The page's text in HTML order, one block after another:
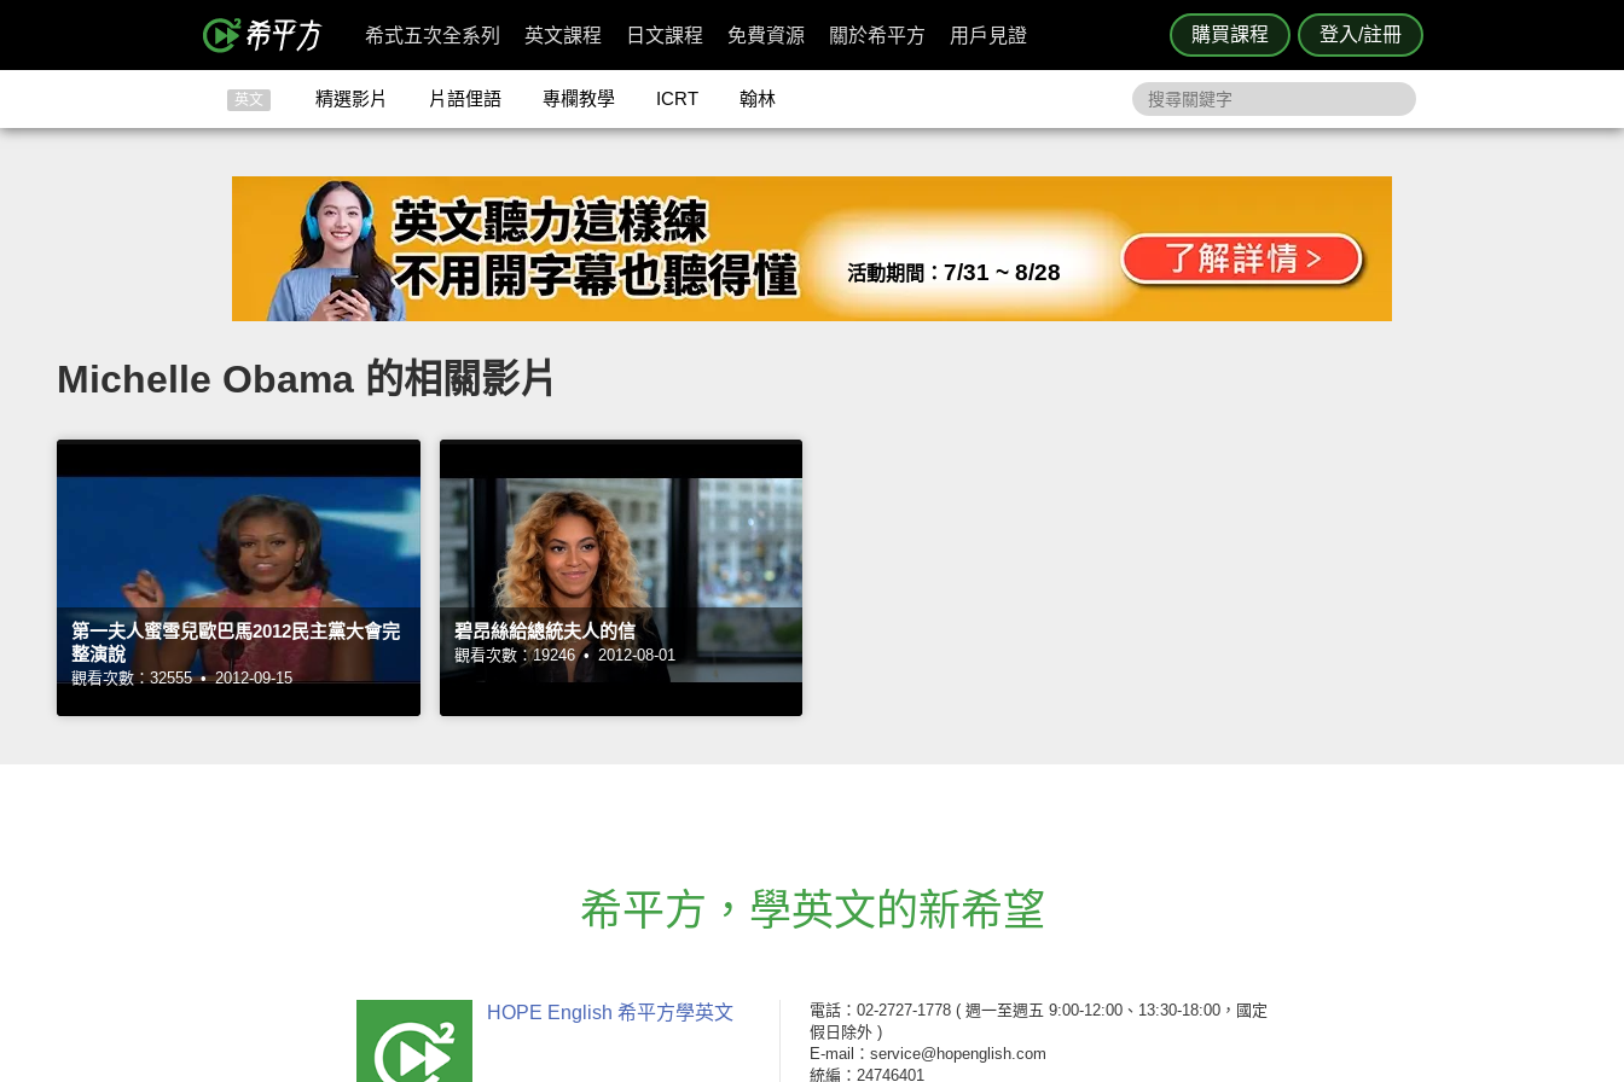
購買課程 登入/註冊
希式五次全系列 英文課程 日文課程 免費資源 關於希平方 用戶見證
英文 精選影片 片語俚語 專欄教學 ICRT 翰林
活動期間： 7/31 ~ 8/28
Michelle Obama 的相關影片
第一夫人蜜雪兒歐巴馬2012民主黨大會完
整演說
觀看次數：32555 • 2012-09-15
碧昂絲給總統夫人的信
觀看次數：19246 • 2012-08-01
希平方 ， 學英文的新希望
HOPE English 希平方學英文 電話：02-2727-1778 ( 週一至週五 9:00-12:00、13:30-18:00，國定
假日除外 )
E-mail：service@hopenglish.com
統編：24746401